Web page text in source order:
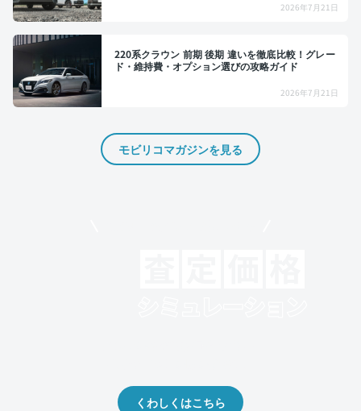
2026年7月21日
220系クラウン 前期 後期 違いを徹底比較！グレー
ド・維持費・オプション選びの攻略ガイド
2026年7月21日
モビリコマガジンを見る
くわしくはこちら